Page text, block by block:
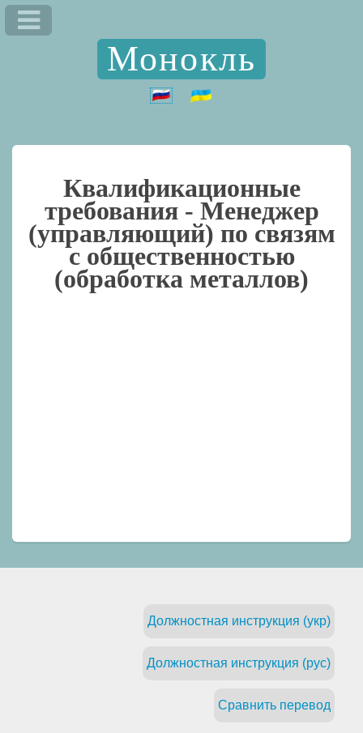
Монокль
Квалификационные
требования - Менеджер
(управляющий) по связям
с общественностью
(обработка металлов)
Должностная инструкция (укр)
Должностная инструкция (рус)
Сравнить перевод